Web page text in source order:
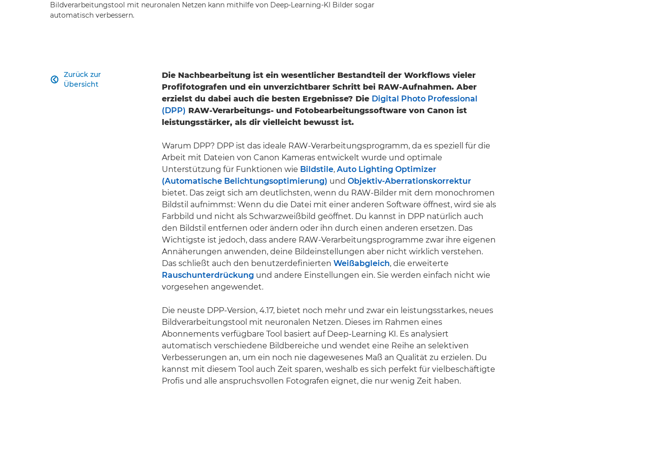
Bildverarbeitungstool mit neuronalen Netzen kann mithilfe von Deep-Learning-KI Bilder sogar
automatisch verbessern.
Zurück zur
Übersicht

Die Nachbearbeitung ist ein wesentlicher Bestandteil der Workflows vieler
Profifotografen und ein unverzichtbarer Schritt bei RAW-Aufnahmen. Aber
erzielst du dabei auch die besten Ergebnisse? Die Digital Photo Professional
(DPP) RAW-Verarbeitungs- und Fotobearbeitungssoftware von Canon ist
leistungsstärker, als dir vielleicht bewusst ist.
Warum DPP? DPP ist das ideale RAW-Verarbeitungsprogramm, da es speziell für die
Arbeit mit Dateien von Canon Kameras entwickelt wurde und optimale
Unterstützung für Funktionen wie Bildstile, Auto Lighting Optimizer
(Automatische Belichtungsoptimierung) und Objektiv-Aberrationskorrektur
bietet. Das zeigt sich am deutlichsten, wenn du RAW-Bilder mit dem monochromen
Bildstil aufnimmst: Wenn du die Datei mit einer anderen Software öffnest, wird sie als
Farbbild und nicht als Schwarzweißbild geöffnet. Du kannst in DPP natürlich auch
den Bildstil entfernen oder ändern oder ihn durch einen anderen ersetzen. Das
Wichtigste ist jedoch, dass andere RAW-Verarbeitungsprogramme zwar ihre eigenen
Annäherungen anwenden, deine Bildeinstellungen aber nicht wirklich verstehen.
Das schließt auch den benutzerdefinierten Weißabgleich, die erweiterte
Rauschunterdrückung und andere Einstellungen ein. Sie werden einfach nicht wie
vorgesehen angewendet.
Die neuste DPP-Version, 4.17, bietet noch mehr und zwar ein leistungsstarkes, neues
Bildverarbeitungstool mit neuronalen Netzen. Dieses im Rahmen eines
Abonnements verfügbare Tool basiert auf Deep-Learning KI. Es analysiert
automatisch verschiedene Bildbereiche und wendet eine Reihe an selektiven
Verbesserungen an, um ein noch nie dagewesenes Maß an Qualität zu erzielen. Du
kannst mit diesem Tool auch Zeit sparen, weshalb es sich perfekt für vielbeschäftigte
Profis und alle anspruchsvollen Fotografen eignet, die nur wenig Zeit haben.